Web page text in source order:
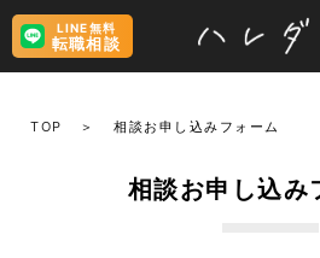
LINE無料
転職相談
TOP 相談お申し込みフォーム
相談お申し込み